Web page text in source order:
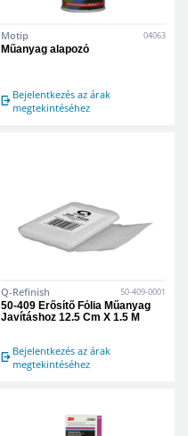
Motip 04063
Műanyag alapozó
Bejelentkezés az árak
megtekintéséhez
Q-Refinish 50-409-0001
50-409 Erősítő Fólia Műanyag
Javításhoz 12.5 Cm X 1.5 M
Bejelentkezés az árak
megtekintéséhez